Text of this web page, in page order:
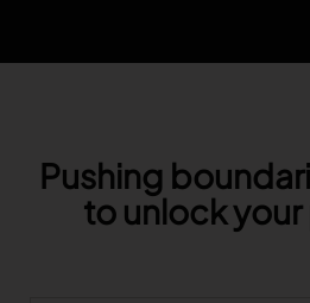
Pushing
to unlock